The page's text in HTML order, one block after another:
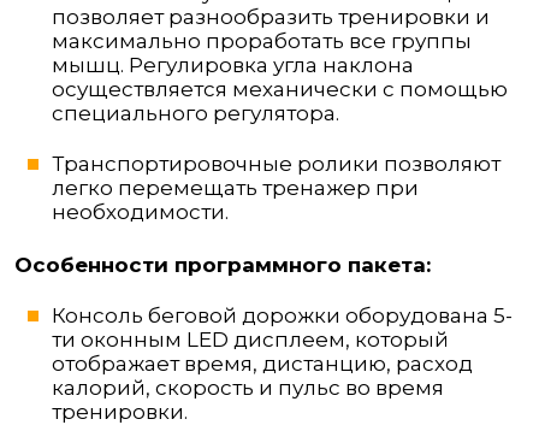
позволяет разнообразить тренировки и
максимально проработать все группы
мышц. Регулировка угла наклона
осуществляется механически с помощью
специального регулятора.
Транспортировочные ролики позволяют
легко перемещать тренажер при
необходимости.
Особенности программного пакета:
Консоль беговой дорожки оборудована 5-
ти оконным LED дисплеем, который
отображает время, дистанцию, расход
калорий, скорость и пульс во время
тренировки.